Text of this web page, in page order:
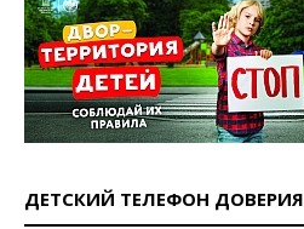
ДЕТСКИЙ ТЕЛЕФОН ДОВЕРИЯ